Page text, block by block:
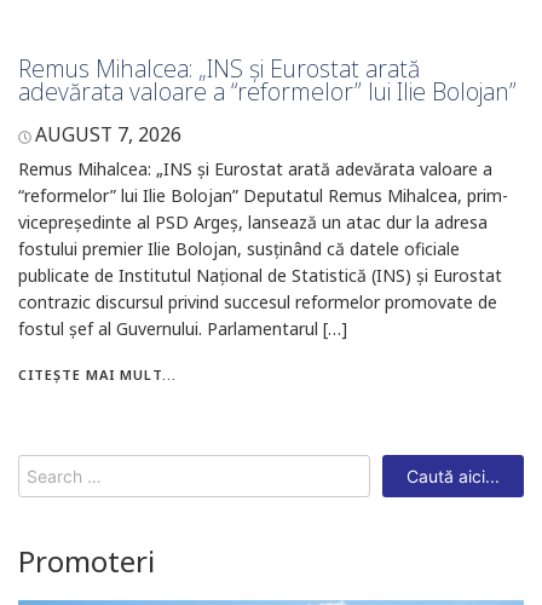
Remus Mihalcea: „INS și Eurostat arată
adevărata valoare a “reformelor” lui Ilie Bolojan”
AUGUST 7, 2026
Remus Mihalcea: „INS și Eurostat arată adevărata valoare a
“reformelor” lui Ilie Bolojan” Deputatul Remus Mihalcea, prim-
vicepreședinte al PSD Argeș, lansează un atac dur la adresa
fostului premier Ilie Bolojan, susținând că datele oficiale
publicate de Institutul Național de Statistică (INS) și Eurostat
contrazic discursul privind succesul reformelor promovate de
fostul șef al Guvernului. Parlamentarul […]
CITEȘTE MAI MULT...
Search
for:
Promoteri